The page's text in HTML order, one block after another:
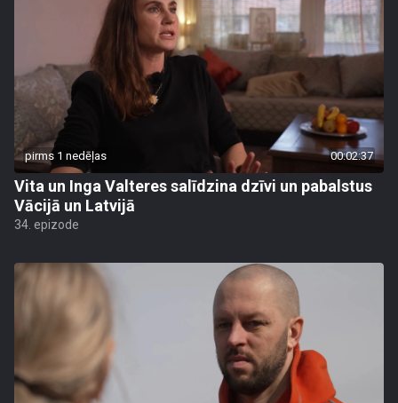
pirms 1 nedēļas 00:02:37
Vita un Inga Valteres salīdzina dzīvi un pabalstus
Vācijā un Latvijā
34. epizode